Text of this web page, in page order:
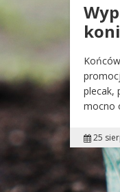
plecak,
mocno
25